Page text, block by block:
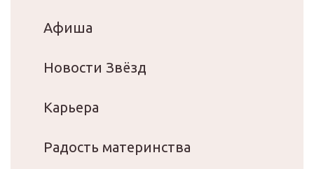
Афиша
Новости Звёзд
Карьера
Радость материнства